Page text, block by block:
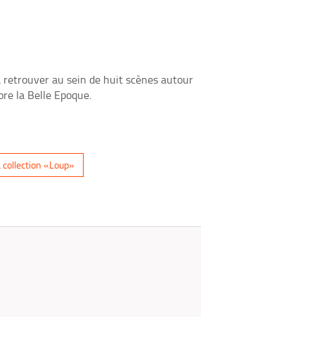
au sein de huit scènes autour
la Belle Epoque.
«Loup»